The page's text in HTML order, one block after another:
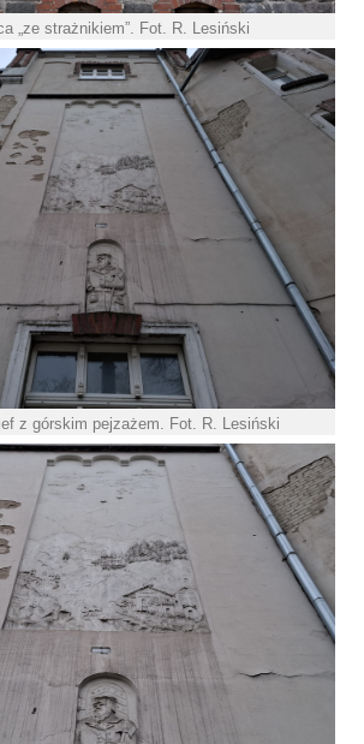
„ze strażnikiem”. Fot. R. Lesiński
z górskim pejzażem. Fot. R. Lesiński